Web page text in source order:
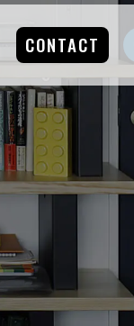
CONTACT